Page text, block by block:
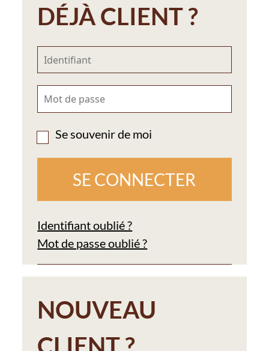
DÉJÀ CLIENT ?
Se souvenir de moi
Identifiant oublié ?
Mot de passe oublié ?
NOUVEAU